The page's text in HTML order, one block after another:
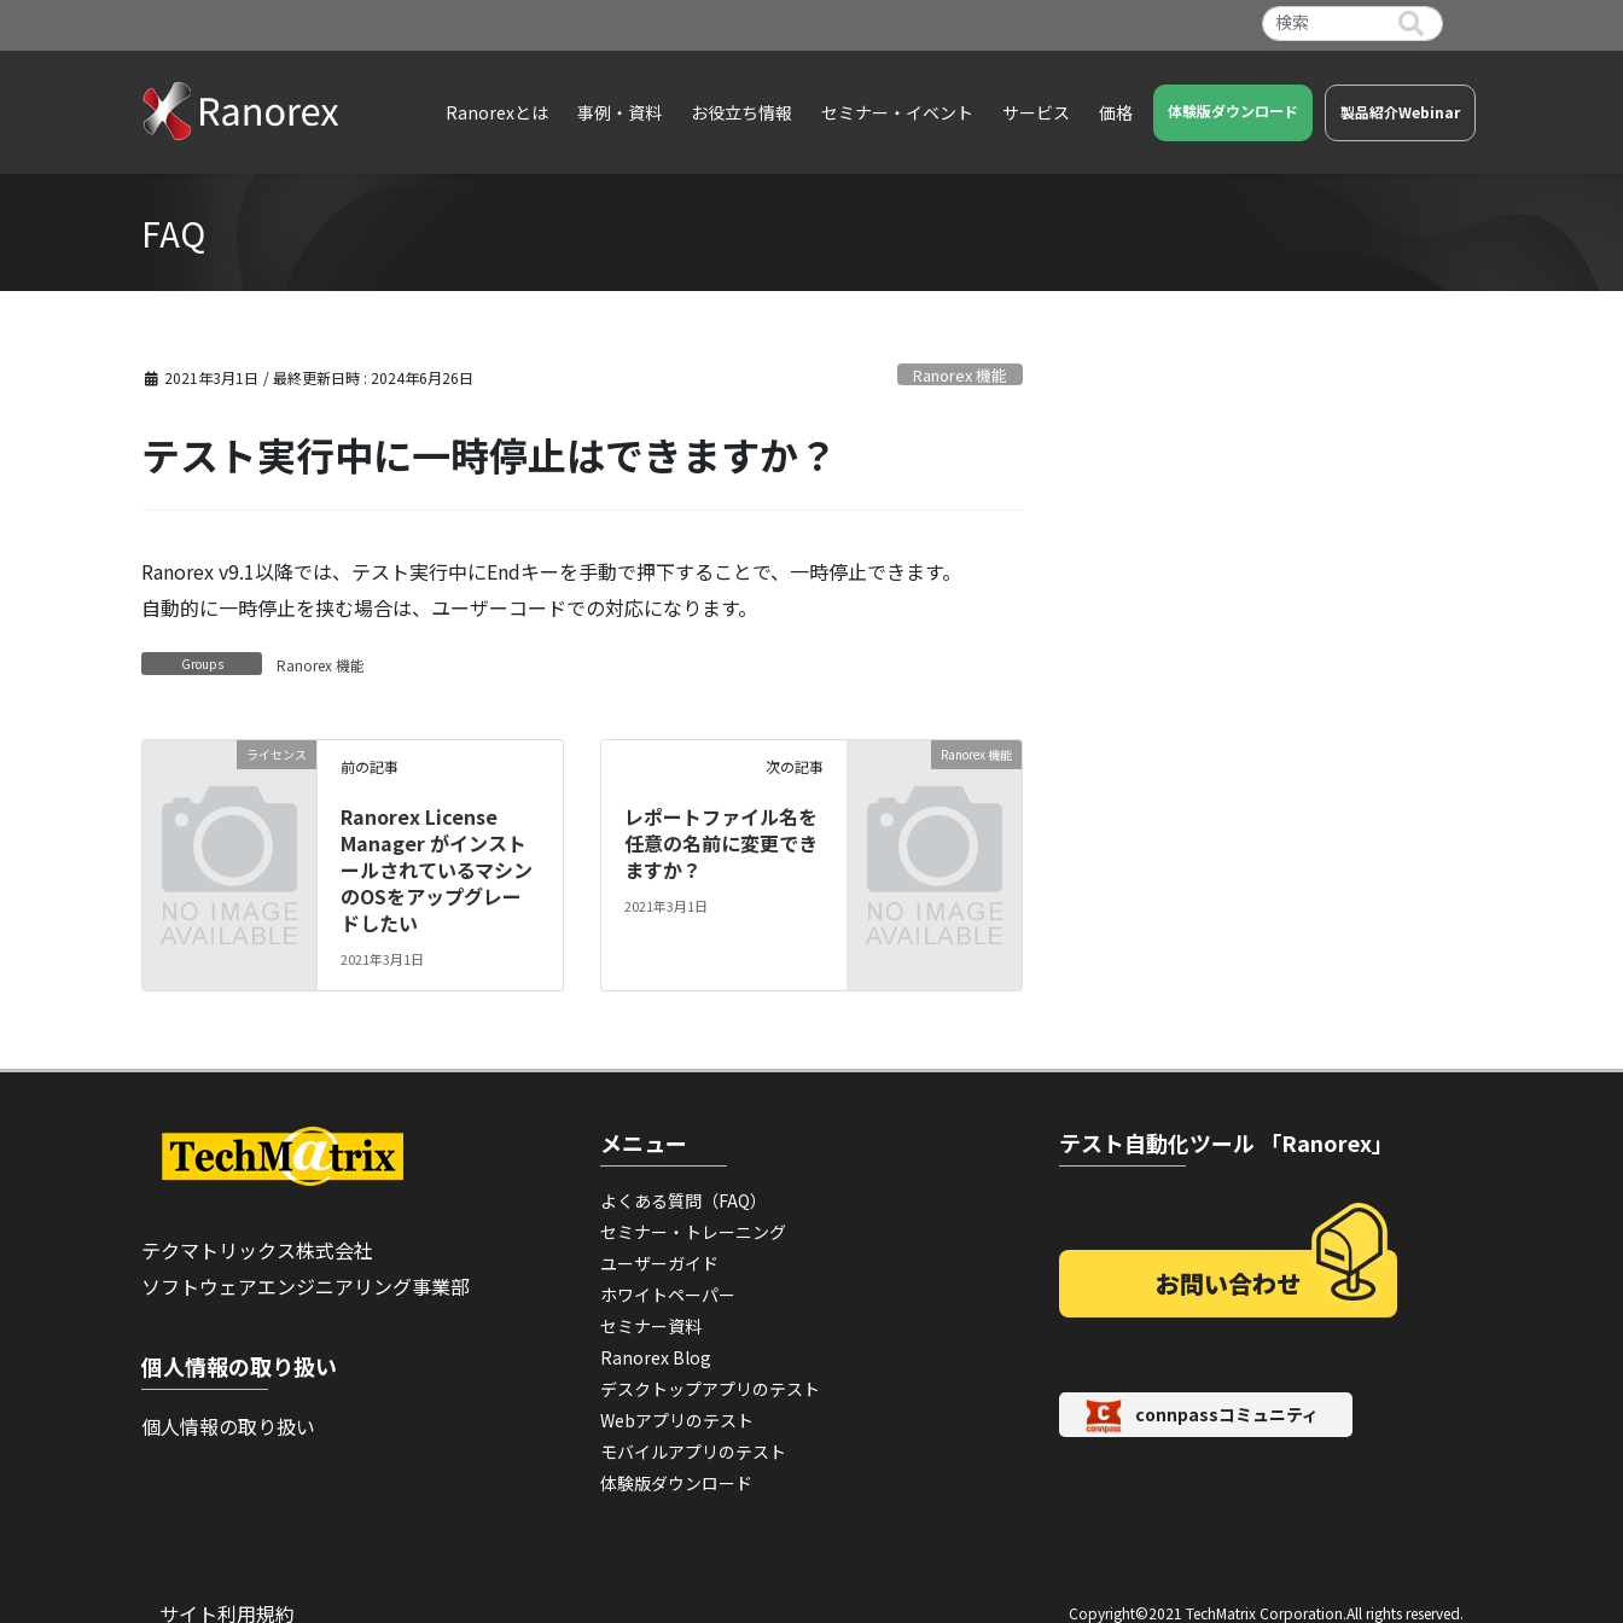
Ranorexとは 事例・資料 お役立ち情報 セミナー・イベント サービス 価格 体験版ダウンロード 製品紹介Webinar
FAQ
2021年3月1日 / 最終更新日時 : 2024年6月26日 Ranorex 機能
テスト実行中に一時停止はできますか？
Ranorex v9.1以降では、テスト実行中にEndキーを手動で押下することで、一時停止できます。
自動的に一時停止を挟む場合は、ユーザーコードでの対応になります。
Groups Ranorex 機能
ライセンス
前の記事
Ranorex License
Manager がインスト
ールされているマシン
のOSをアップグレー
ドしたい
2021年3月1日
Ranorex 機能
次の記事
レポートファイル名を
任意の名前に変更でき
ますか？
2021年3月1日
テクマトリックス株式会社
ソフトウェアエンジニアリング事業部
個人情報の取り扱い
個人情報の取り扱い
メニュー
よくある質問（FAQ）
セミナー・トレーニング
ユーザーガイド
ホワイトペーパー
セミナー資料
Ranorex Blog
デスクトップアプリのテスト
Webアプリのテスト
モバイルアプリのテスト
体験版ダウンロード
テスト自動化ツール 「Ranorex」
お問い合わせ
connpassコミュニティ
サイト利用規約 Copyright©2021 TechMatrix Corporation.All rights reserved.